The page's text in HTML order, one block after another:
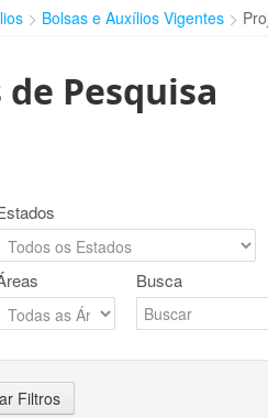
Bolsas e Auxílios Vigentes
Pesquisa
Busca
Filtros